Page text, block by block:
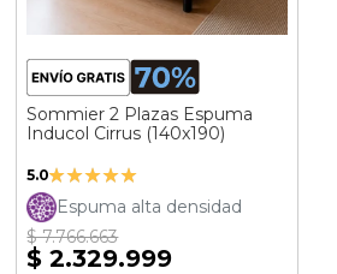
Sommier 2 Plazas Espuma
Inducol Cirrus (140x190)
5.0Valoración:
100%
Espuma alta densidad
$ 7.766.663
$ 2.329.999